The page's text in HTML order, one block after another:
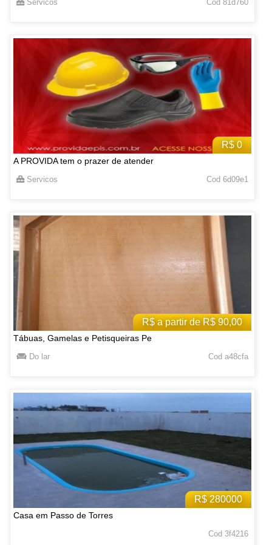
Servicos Cod 81d760
R$ 0
A PROVIDA tem o prazer de atender
Servicos Cod 6d09e1
R$ a partir de R$ 90,00
Tábuas, Gamelas e Petisqueiras Pe
Do lar Cod a48cfa
R$ 280000
Casa em Passo de Torres
Cod 3f4216